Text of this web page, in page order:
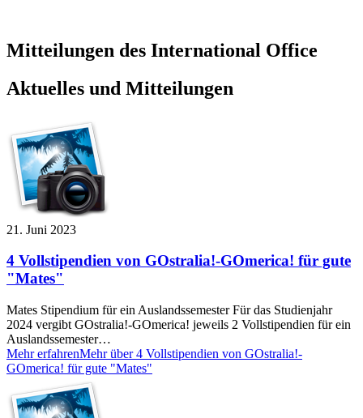
Mitteilungen des International Office
Aktuelles und Mitteilungen
21. Juni 2023
4 Vollstipendien von GOstralia!-GOmerica! für gute
"Mates"
Mates Stipendium für ein Auslandssemester Für das Studienjahr
2024 vergibt GOstralia!-GOmerica! jeweils 2 Vollstipendien für ein
Auslandssemester…
Mehr erfahrenMehr über 4 Vollstipendien von GOstralia!-
GOmerica! für gute "Mates"